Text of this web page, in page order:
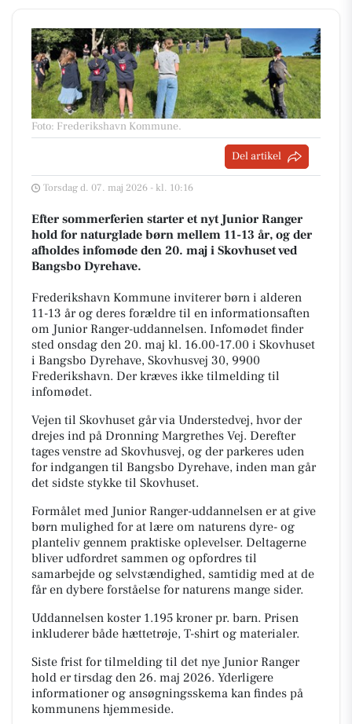
Foto: Frederikshavn Kommune.
Del artikel
Torsdag d. 07. maj 2026 - kl. 10:16
Efter sommerferien starter et nyt Junior Ranger
hold for naturglade børn mellem 11-13 år, og der
afholdes infomøde den 20. maj i Skovhuset ved
Bangsbo Dyrehave.
Frederikshavn Kommune inviterer børn i alderen
11-13 år og deres forældre til en informationsaften
om Junior Ranger-uddannelsen. Infomødet finder
sted onsdag den 20. maj kl. 16.00-17.00 i Skovhuset
i Bangsbo Dyrehave, Skovhusvej 30, 9900
Frederikshavn. Der kræves ikke tilmelding til
infomødet.
Vejen til Skovhuset går via Understedvej, hvor der
drejes ind på Dronning Margrethes Vej. Derefter
tages venstre ad Skovhusvej, og der parkeres uden
for indgangen til Bangsbo Dyrehave, inden man går
det sidste stykke til Skovhuset.
Formålet med Junior Ranger-uddannelsen er at give
børn mulighed for at lære om naturens dyre- og
planteliv gennem praktiske oplevelser. Deltagerne
bliver udfordret sammen og opfordres til
samarbejde og selvstændighed, samtidig med at de
får en dybere forståelse for naturens mange sider.
Uddannelsen koster 1.195 kroner pr. barn. Prisen
inkluderer både hættetrøje, T-shirt og materialer.
Siste frist for tilmelding til det nye Junior Ranger
hold er tirsdag den 26. maj 2026. Yderligere
informationer og ansøgningsskema kan findes på
kommunens hjemmeside.